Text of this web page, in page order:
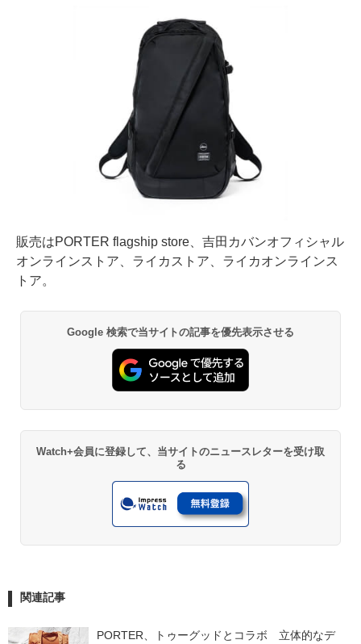
販売はPORTER flagship store、吉田カバンオフィシャル
オンラインストア、ライカストア、ライカオンラインス
トア。
Google 検索で当サイトの記事を優先表示させる
Watch+会員に登録して、当サイトのニュースレターを受け取
る
関連記事
PORTER、トゥーグッドとコラボ　立体的なデ